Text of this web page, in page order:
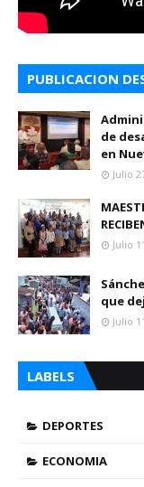
PUBLICACION
de
en
Julio
Julio
que
Julio
LABELS
DEPORTES
ECONOMIA